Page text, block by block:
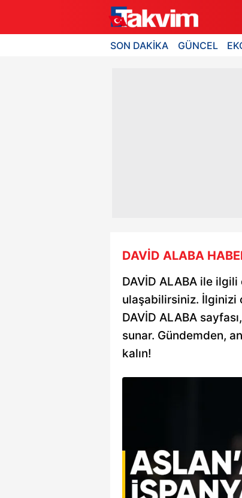
SON DAKİKA GÜNCEL
DAVİD ALABA
DAVİD ALABA ile
ulaşabilirsiniz. İlginizi
DAVİD ALABA
sunar. Gündemden,
kalın!